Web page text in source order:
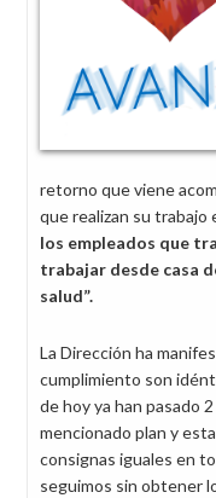
retorno que viene
que realizan su trabajo
los empleados que
trabajar desde casa
salud”.
La Dirección ha
cumplimiento son
de hoy ya han pasado
mencionado plan y
consignas iguales en
seguimos sin obtener